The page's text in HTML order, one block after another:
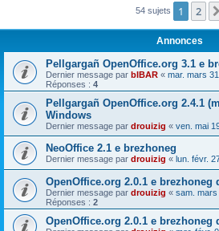
54 sujets 1 2
Annonces
Pellgargañ OpenOffice.org 3.1 e
Dernier message par bIBAR « mar. mars
Réponses : 4
Pellgargañ OpenOffice.org 2.4.1
Windows
Dernier message par drouizig « ven. mai
NeoOffice 2.1 e brezhoneg
Dernier message par drouizig « lun. févr.
OpenOffice.org 2.0.1 e brezhoneg
Dernier message par drouizig « sam. mars
Réponses : 2
OpenOffice.org 2.0.1 e brezhoneg